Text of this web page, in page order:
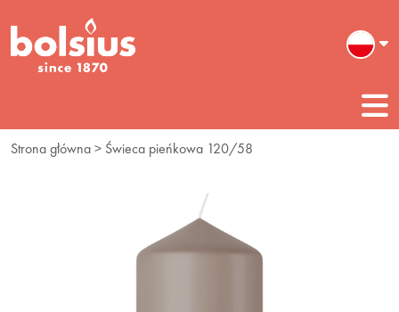
Strona główna> Świeca pieńkowa 120/58